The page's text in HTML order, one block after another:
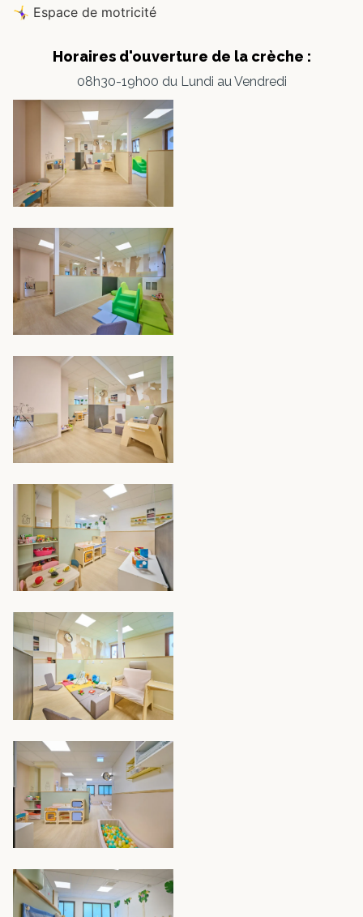
🤸‍♀️ Espace de motricité
Horaires d'ouverture de la crèche :
08h30-19h00 du Lundi au Vendredi